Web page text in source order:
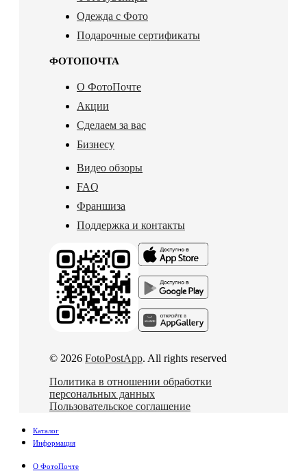
Одежда с Фото
Подарочные сертификаты
ФОТОПОЧТА
О ФотоПочте
Акции
Сделаем за вас
Бизнесу
Видео обзоры
FAQ
Франшиза
Поддержка и контакты
© 2026 FotoPostApp. All rights reserved
Политика в отношении обработки
персональных данных
Пользовательское соглашение
Каталог
Информация
О ФотоПочте